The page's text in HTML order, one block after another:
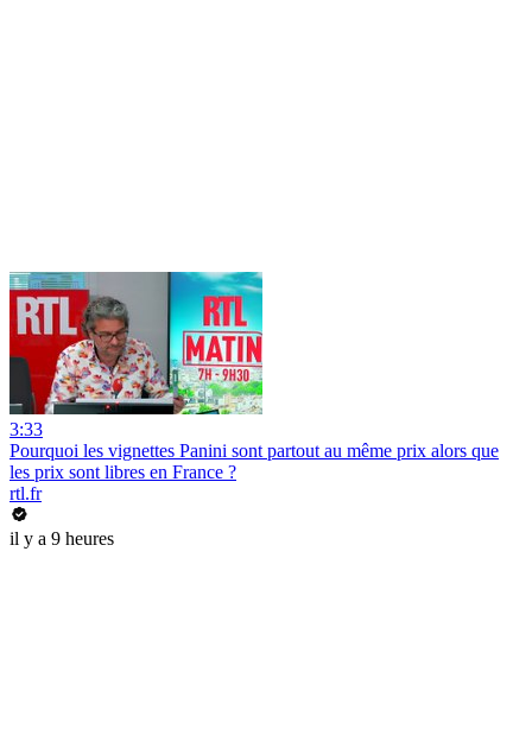
3:33
Pourquoi les vignettes Panini sont partout au même prix alors que
les prix sont libres en France ?
rtl.fr
il y a 9 heures